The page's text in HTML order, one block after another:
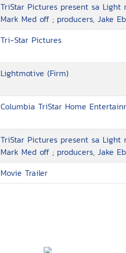
TriStar Pictures present sa Light
Mark Med off ; producers, Jake
Tri-Star Pictures
Lightmotive (Firm)
Columbia TriStar Home
TriStar Pictures present sa Light
Mark Med off ; producers, Jake
Movie Trailer